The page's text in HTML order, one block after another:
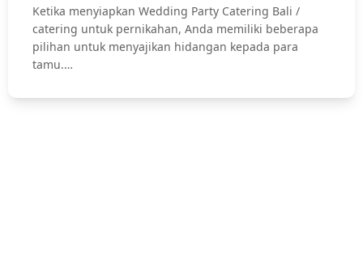
Ketika menyiapkan Wedding Party Catering Bali /
catering untuk pernikahan, Anda memiliki beberapa
pilihan untuk menyajikan hidangan kepada para
tamu.…